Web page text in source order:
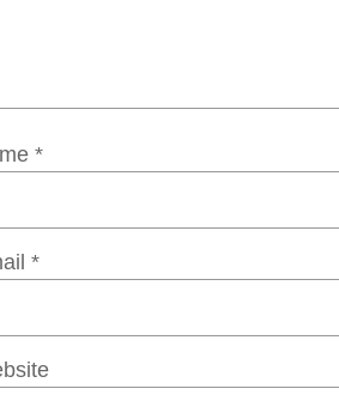
*
*